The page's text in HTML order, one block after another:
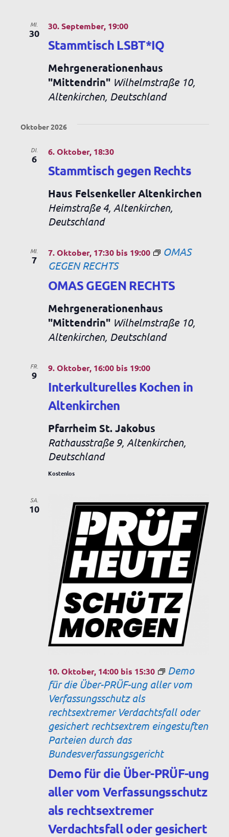
MI.
30
Stammtisch LSBT*IQ
30. September, 19:00
Mehrgenerationenhaus
"Mittendrin" Wilhelmstraße 10,
Altenkirchen, Deutschland
Oktober 2026
DI.
6
Stammtisch gegen Rechts
6. Oktober, 18:30
Haus Felsenkeller Altenkirchen
Heimstraße 4, Altenkirchen,
Deutschland
MI.
7
OMAS GEGEN RECHTS
7. Oktober, 17:30bis 19:00
OMAS
GEGEN RECHTS
Mehrgenerationenhaus
"Mittendrin" Wilhelmstraße 10,
Altenkirchen, Deutschland
FR.
9
Interkulturelles Kochen in
Altenkirchen
9. Oktober, 16:00bis 19:00
Pfarrheim St. Jakobus
Rathausstraße 9, Altenkirchen,
Deutschland
Kostenlos
SA.
10
Demo für die Über-PRÜF-ung
aller vom Verfassungsschutz
als rechtsextremer
Verdachtsfall oder gesichert
10. Oktober, 14:00bis 15:30
Demo
für die Über-PRÜF-ung aller vom
Verfassungsschutz als
rechtsextremer Verdachtsfall oder
gesichert rechtsextrem eingestuften
Parteien durch das
Bundesverfassungsgericht